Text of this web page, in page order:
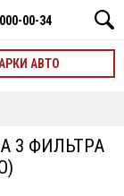
00-34
АВТО
3 ФИЛЬТРА